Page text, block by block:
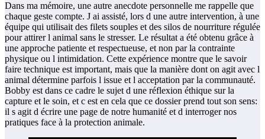
Dans ma mémoire, une autre anecdote personnelle me rappelle que
chaque geste compte. J ai assisté, lors d une autre intervention, à une
équipe qui utilisait des filets souples et des silos de nourriture régulée
pour attirer l animal sans le stresser. Le résultat a été obtenu grâce à
une approche patiente et respectueuse, et non par la contrainte
physique ou l intimidation. Cette expérience montre que le savoir
faire technique est important, mais que la manière dont on agit avec l
animal détermine parfois l issue et l acceptation par la communauté.
Bobby est dans ce cadre le sujet d une réflexion éthique sur la
capture et le soin, et c est en cela que ce dossier prend tout son sens:
il s agit d écrire une page de notre humanité et d interroger nos
pratiques face à la protection animale.